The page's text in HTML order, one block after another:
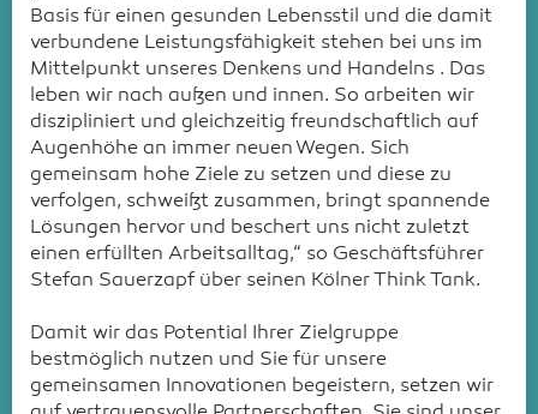
Basis für einen gesunden Lebensstil und die damit
verbundene Leistungsfähigkeit stehen bei uns im
Mittelpunkt unseres Denkens und Handelns . Das
leben wir nach außen und innen. So arbeiten wir
diszipliniert und gleichzeitig freundschaftlich auf
Augenhöhe an immer neuen Wegen. Sich
gemeinsam hohe Ziele zu setzen und diese zu
verfolgen, schweißt zusammen, bringt spannende
Lösungen hervor und beschert uns nicht zuletzt
einen erfüllten Arbeitsalltag,“ so Geschäftsführer
Stefan Sauerzapf über seinen Kölner Think Tank.
Damit wir das Potential Ihrer Zielgruppe
bestmöglich nutzen und Sie für unsere
gemeinsamen Innovationen begeistern, setzen wir